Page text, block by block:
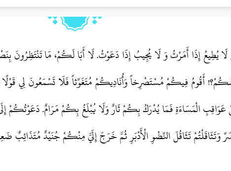
يُطِيعُ إِذَا أَمَرْتُ وَ لَا يُجِيبُ إِذَا دَعَوْتُ. لَا أَبَا لَكُمْ، مَا تَنْتَظِرُونَ
أَقُومُ فِيكُمْ مُسْتَصْرِخاً وَأُنَادِيكُمْ مُتَغَوِّثاً فَلَا تَسْمَعُونَ لِي
عَوَاقِبِ الْمَسَاءَةِ فَمَا يُدْرَكُ بِكُمْ ثَارٌ وَلَا يُبْلَغُ بِكُمْ مَرَامٌ.
وَتَثَاقَلْتُمْ تَثَاقُلَ النِّضْوِ الْأَدْبَرِ ثُمَّ خَرَجَ إِلَيَّ مِنْكُمْ جُنَيْدٌ مُتَذَائِبٌ